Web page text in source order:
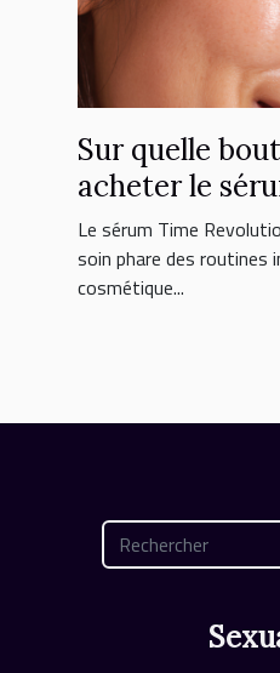
Sur quelle
acheter le
Revolution
Le sérum Time
soin phare des routines
cosmétique...